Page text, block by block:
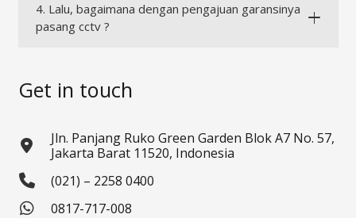
4. Lalu, bagaimana dengan pengajuan garansinya
pasang cctv ?
Get in touch
Jln. Panjang Ruko Green Garden Blok A7 No. 57,
Jakarta Barat 11520, Indonesia
(021) – 2258 0400
0817-717-008